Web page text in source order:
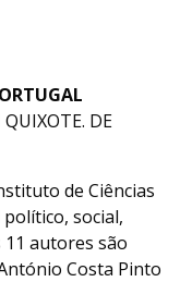
DE
de Ciências
social,
11 autores são
Costa Pinto